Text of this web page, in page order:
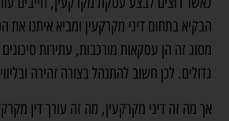
הבקיא בתחום דיני מקרקעין ומביא איתנו את
מסוג זה הן עסקאות מורכבות, עתירות
גדולים. לכן חשוב להתנהל בצורה זהירה
אך מה זה דיני מקרקעין, מה זה עורך דין